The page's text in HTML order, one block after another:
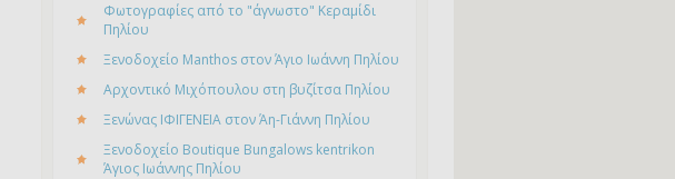
Φωτογραφίες από το "άγνωστο" Κεραμίδι
Πηλίου
Ξενοδοχείο Manthos στον Άγιο Ιωάννη Πηλίου
Αρχοντικό Μιχόπουλου στη βυζίτσα Πηλίου
Ξενώνας ΙΦΙΓΕΝΕΙΑ στον Άη-Γιάννη Πηλίου
Ξενοδοχείο Boutique Bungalows kentrikon
Άγιος Ιωάννης Πηλίου